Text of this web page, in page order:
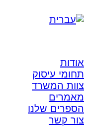
אודות
תחומי עיסוק
צוות המשרד
מאמרים
הספרים שלנו
צור קשר